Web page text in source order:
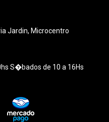
Jardin, Microcentro
S�bados de 10 a 16Hs